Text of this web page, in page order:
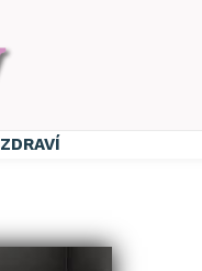
ZDRAVÍ